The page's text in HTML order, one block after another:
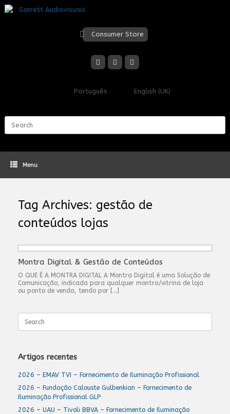
Skip
to
Consumer Store
Português English (UK)
Menu
Tag Archives: gestão de
conteúdos lojas
Montra Digital & Gestão de Conteúdos
O QUE É A MONTRA DIGITAL A Montra Digital é uma Solução de
Comunicação, indicada para qualquer montra/vitrina de loja
ou ponto de venda, tendo por […]
for:
Artigos recentes
2026 – EMAV TVI – Fornecimento de Iluminação Profissional
2026 – Fundação Calouste Gulbenkian – Fornecimento de
Iluminação Profissional GLP
2026 – UAU – Tivoli BBVA – Fornecimento de Iluminação